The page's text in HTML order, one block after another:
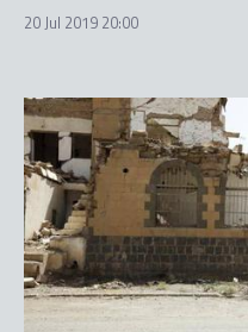
20 Jul 2019 20:00